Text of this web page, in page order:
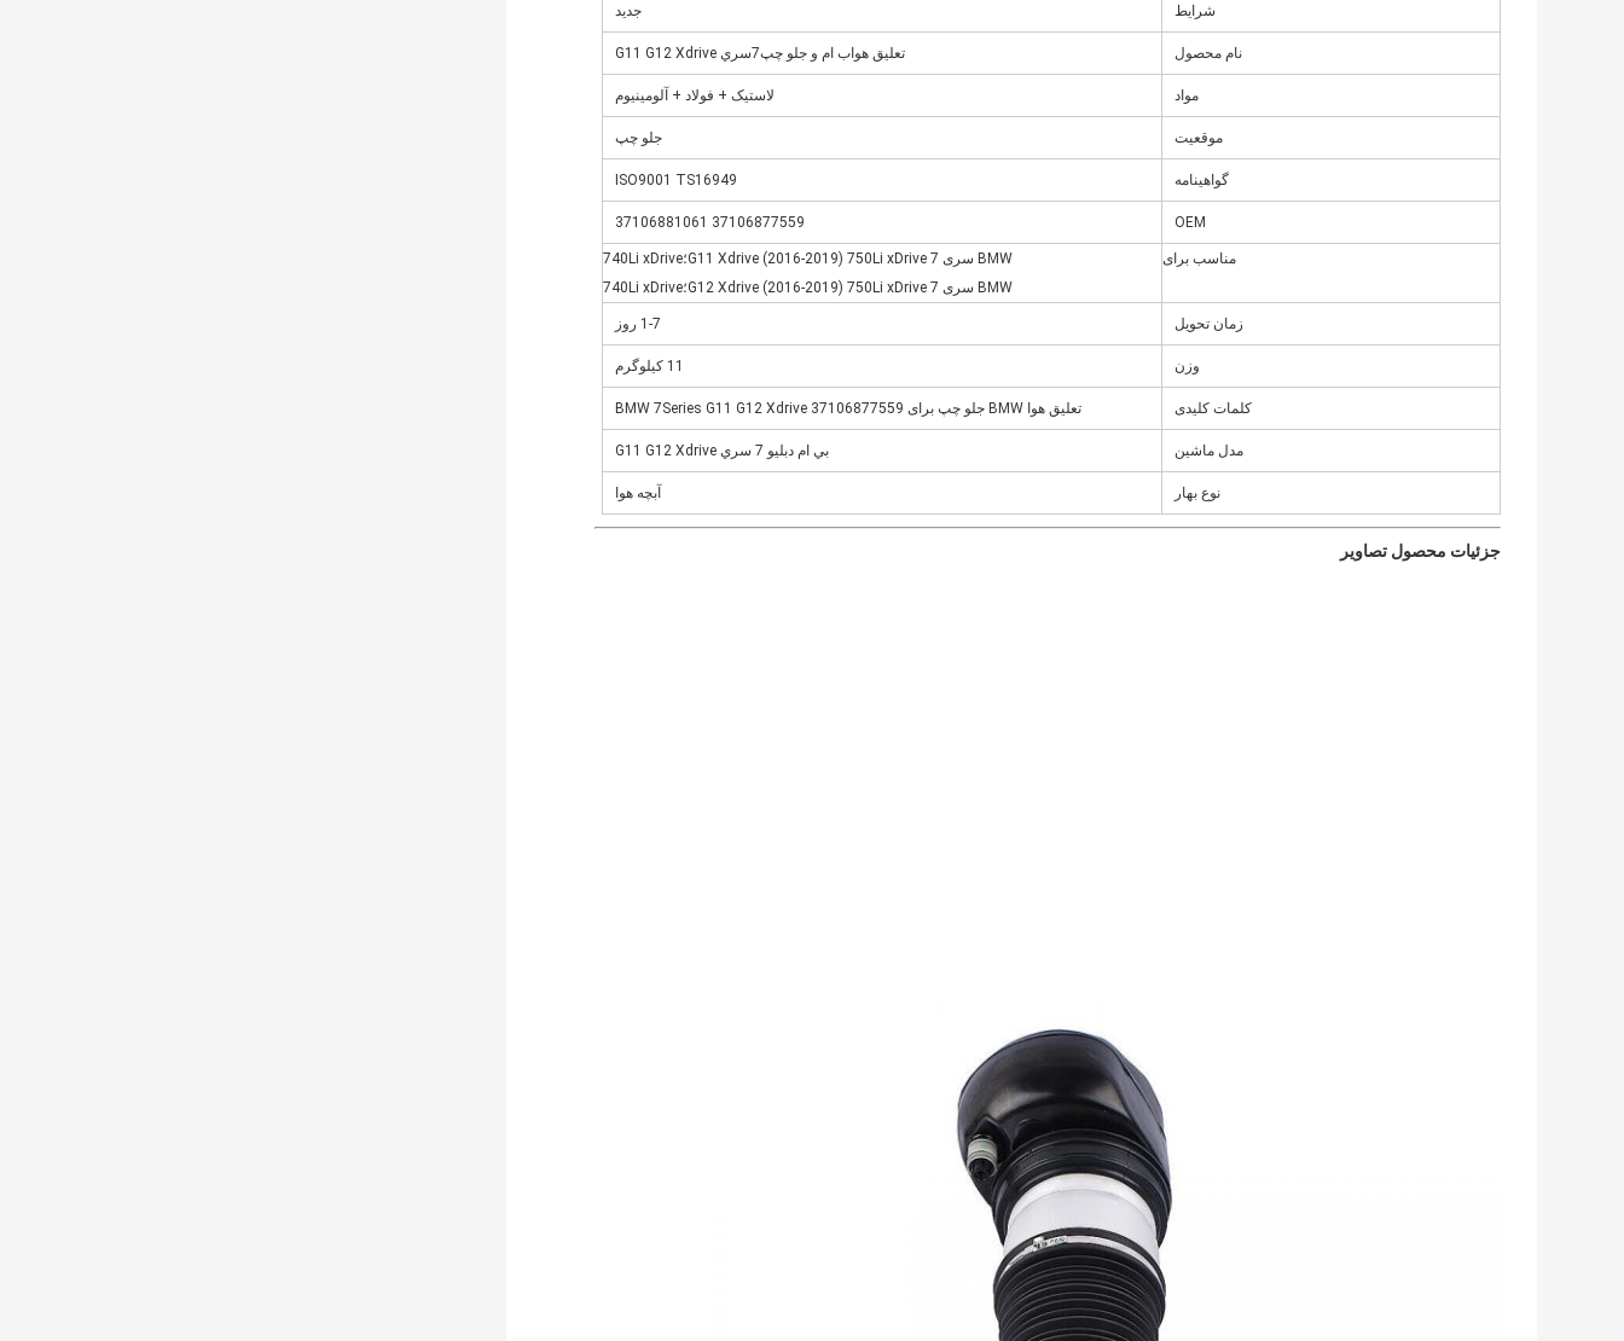
شرایط جدید
نام محصول تعلیق هوا ب ام و جلو چپ7سري G11 G12 Xdrive
مواد لاستیک + فولاد + آلومینیوم
موقعیت جلو چپ
گواهینامه ISO9001 TS16949
OEM
37106877559 37106881061
مناسب برای
BMW سری 7 G11 Xdrive (2016-2019) 750Li xDrive؛740Li xDrive
BMW سری 7 G12 Xdrive (2016-2019) 750Li xDrive؛740Li xDrive
زمان تحویل 1-7 روز
وزن 11 کیلوگرم
کلمات کلیدی تعلیق هوا BMW جلو چپ برای BMW 7Series G11 G12 Xdrive 37106877559
مدل ماشین بي ام دبليو 7 سري G11 G12 Xdrive
نوع بهار آبچه هوا
جزئیات محصول تصاویر